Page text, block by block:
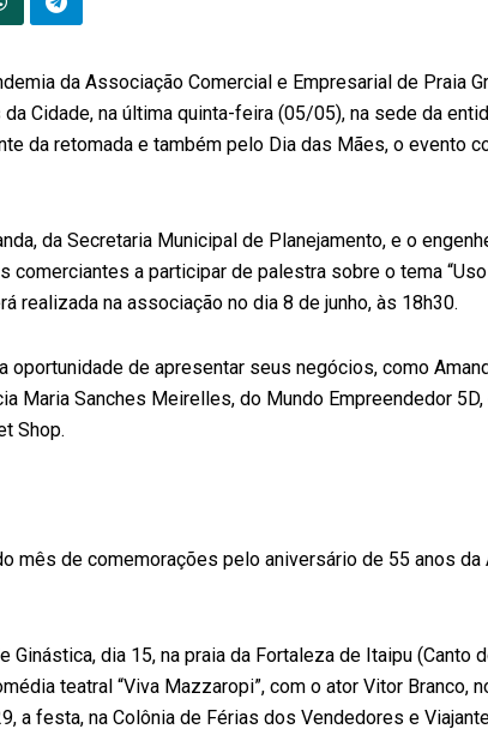
da Associação Comercial e Empresarial de Praia
Cidade, na última quinta-feira (05/05), na sede da
da retomada e também pelo Dia das Mães, o evento
da Secretaria Municipal de Planejamento, e o
comerciantes a participar de palestra sobre o tema
realizada na associação no dia 8 de junho, às 18h30.
oportunidade de apresentar seus negócios, como
Maria Sanches Meirelles, do Mundo Empreendedor 5D,
Shop.
mês de comemorações pelo aniversário de 55 anos da
Ginástica, dia 15, na praia da Fortaleza de Itaipu (Canto
teatral “Viva Mazzaropi”, com o ator Vitor Branco,
a festa, na Colônia de Férias dos Vendedores e